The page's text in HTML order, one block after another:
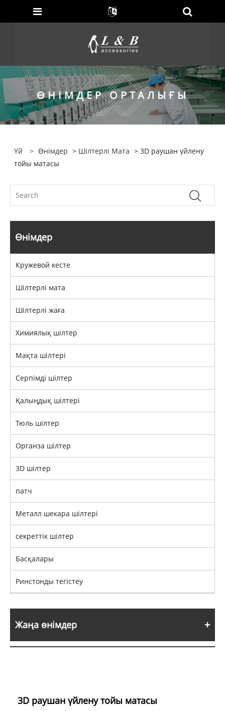
ӨНІМДЕР ОРТАЛЫҒЫ
Үй > Өнімдер > Шілтерлі Мата > 3D раушан үйлену
тойы матасы
Өнімдер
Кружевой кесте
Шілтерлі мата
Шілтерлі жаға
Химиялық шілтер
Мақта шілтері
Серпімді шілтер
Қалыңдық шілтері
Тюль шілтер
Органза шілтер
3D шілтер
патч
Металл шекара шілтері
секреттік шілтер
Басқалары
Ринстонды тегістеу
Жаңа өнімдер
3D раушан үйлену тойы матасы